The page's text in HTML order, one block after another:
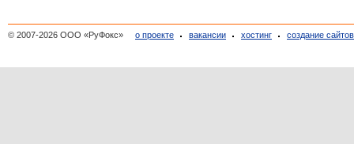
© 2007-2026 ООО «РуФокс» о проекте вакансии хостинг создание сайтов